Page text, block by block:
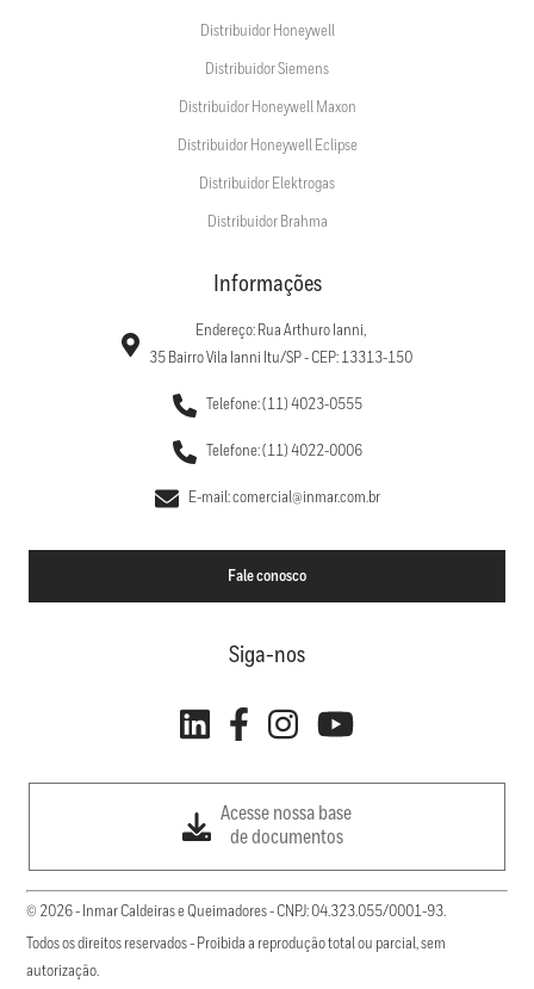
Distribuidor Honeywell
Distribuidor Siemens
Distribuidor Honeywell Maxon
Distribuidor Honeywell Eclipse
Distribuidor Elektrogas
Distribuidor Brahma
Informações
Endereço: Rua Arthuro Ianni,
35 Bairro Vila Ianni Itu/SP - CEP: 13313-150
Telefone: (11) 4023-0555
Telefone: (11) 4022-0006
E-mail: comercial@inmar.com.br
Fale conosco
Siga-nos
Acesse nossa base
de documentos
© 2026 - Inmar Caldeiras e Queimadores - CNPJ: 04.323.055/0001-93.
Todos os direitos reservados - Proibida a reprodução total ou parcial, sem
autorização.